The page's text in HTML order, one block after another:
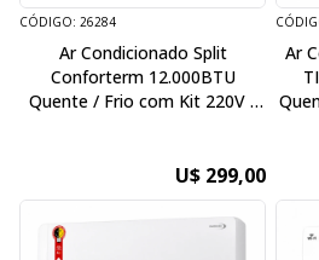
CÓDIGO: 26284
Ar Condicionado Split
Conforterm 12.000BTU
Quente / Frio com Kit 220V /
U$ 299,00
Ar